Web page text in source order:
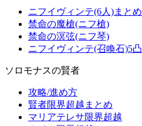
ニフイヴィンテ(6人)まとめ
禁命の魔槍(ニフ槍)
禁命の溟弦(ニフ琴)
ニフイヴィンテ(召喚石)5凸
ソロモナスの賢者
攻略/進め方
賢者限界超越まとめ
マリアテレサ限界超越